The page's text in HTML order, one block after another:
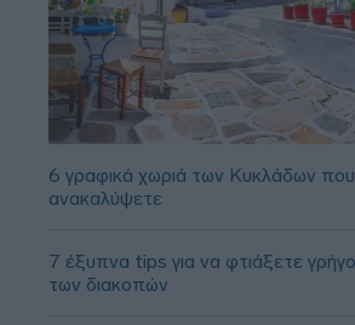
6 γραφικά χωριά των Κυκλάδων που
ανακαλύψετε
7 έξυπνα tips για να φτιάξετε
των διακοπών